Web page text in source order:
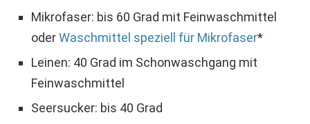
Mikrofaser: bis 60 Grad mit Feinwaschmittel
oderWaschmittel speziell für Mikrofaser*
Leinen: 40 Grad im Schonwaschgang mit
Feinwaschmittel
Seersucker: bis 40 Grad